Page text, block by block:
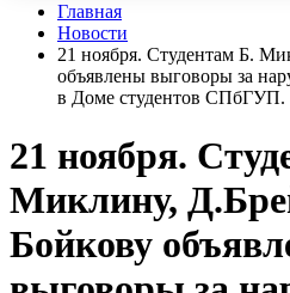
Главная
Новости
21 ноября. Студентам Б.
объявлены выговоры за
в Доме студентов СПбГУП.
21 ноября.
Миклину,
Бойкову